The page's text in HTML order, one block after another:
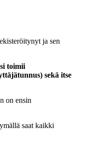
ja sen
toimii
sekä itse
on ensin
saat kaikki